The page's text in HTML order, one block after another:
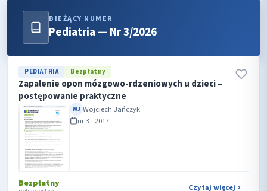
BIEŻĄCY NUMER
Pediatria — Nr 3/2026
PEDIATRIA Bezpłatny
Zapalenie opon mózgowo-rdzeniowych u dzieci –
postępowanie praktyczne
WJ Wojciech Jańczyk
nr 3 · 2017
Bezpłatny Czytaj więcej